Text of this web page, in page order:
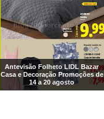
Antevisão Folheto LIDL Bazar
Casa e Decoração Promoções de
14 a 20 agosto